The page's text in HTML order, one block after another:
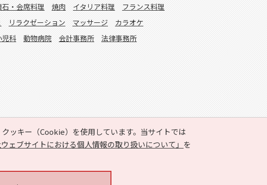
ッキー（Cookie）を使用しています。当サイトでは
ウェブサイトにおける個人情報の取り扱いについて」 を
石・会席料理 焼肉 イタリア料理
フランス料理
リラクゼーション マッサージ
カラオケ
児科 動物病院 会計事務所 法律事務所